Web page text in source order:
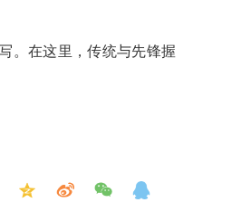
。在这里，传统与先锋握